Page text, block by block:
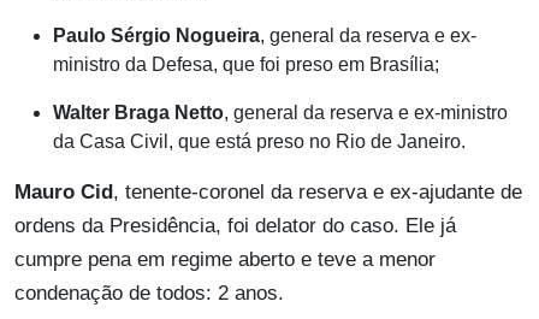
Paulo Sérgio Nogueira, general da reserva e ex-
ministro da Defesa, que foi preso em Brasília;
Walter Braga Netto, general da reserva e ex-ministro
da Casa Civil, que está preso no Rio de Janeiro.
Mauro Cid , tenente-coronel da reserva e ex-ajudante de
ordens da Presidência, foi delator do caso. Ele já
cumpre pena em regime aberto e teve a menor
condenação de todos: 2 anos.